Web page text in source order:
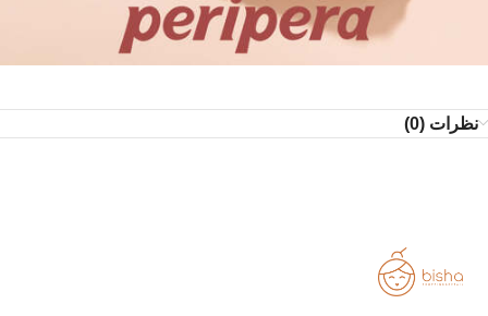
نظرات (0)